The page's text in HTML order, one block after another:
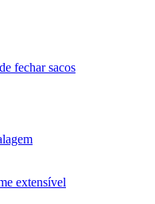
fechar sacos
extensível